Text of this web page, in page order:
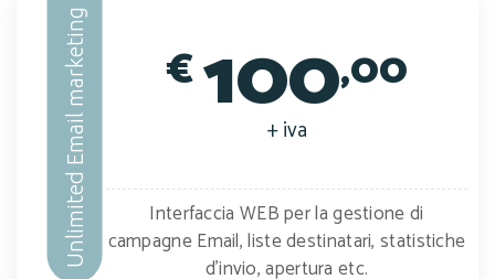
Unlimited Email marketing €100,00
+ iva
Interfaccia WEB per la gestione di
campagne Email, liste destinatari, statistiche
d'invio, apertura etc.